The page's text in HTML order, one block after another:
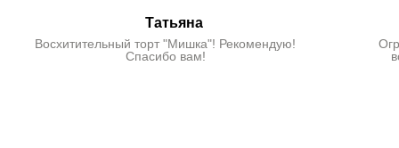
Татьяна
Восхитительный торт "Мишка"! Рекомендую!
Спасибо вам!